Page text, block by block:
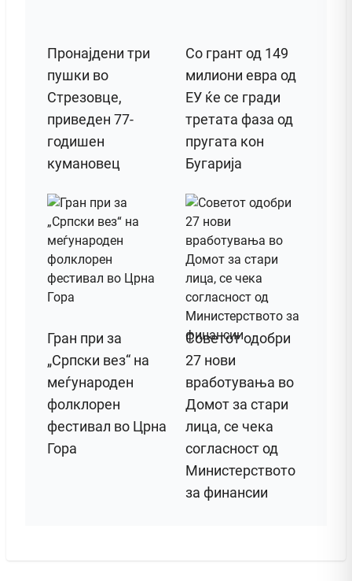
Пронајдени три
пушки во
Стрезовце,
приведен 77-
годишен
кумановец
Со грант од 149
милиони евра од
ЕУ ќе се гради
третата фаза од
пругата кон
Бугарија
Гран при за
„Српски вез“ на
меѓународен
фолклорен
фестивал во Црна
Гора
Советот одобри
27 нови
вработувања во
Домот за стари
лица, се чека
согласност од
Министерството
за финансии